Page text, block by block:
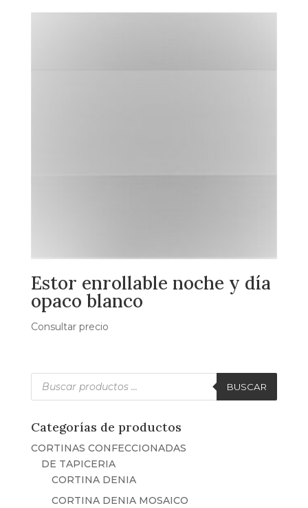
Estor enrollable noche y día
opaco blanco
Consultar precio
Búsqueda
productos
BUSCAR
Categorías de productos
CORTINAS CONFECCIONADAS
DE TAPICERIA
CORTINA DENIA
CORTINA DENIA MOSAICO